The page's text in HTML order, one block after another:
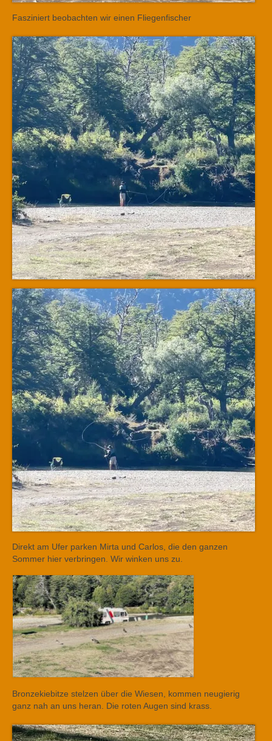
Fasziniert beobachten wir einen Fliegenfischer
Direkt am Ufer parken Mirta und Carlos, die den ganzen
Sommer hier verbringen. Wir winken uns zu.
Bronzekiebitze stelzen über die Wiesen, kommen neugierig
ganz nah an uns heran. Die roten Augen sind krass.